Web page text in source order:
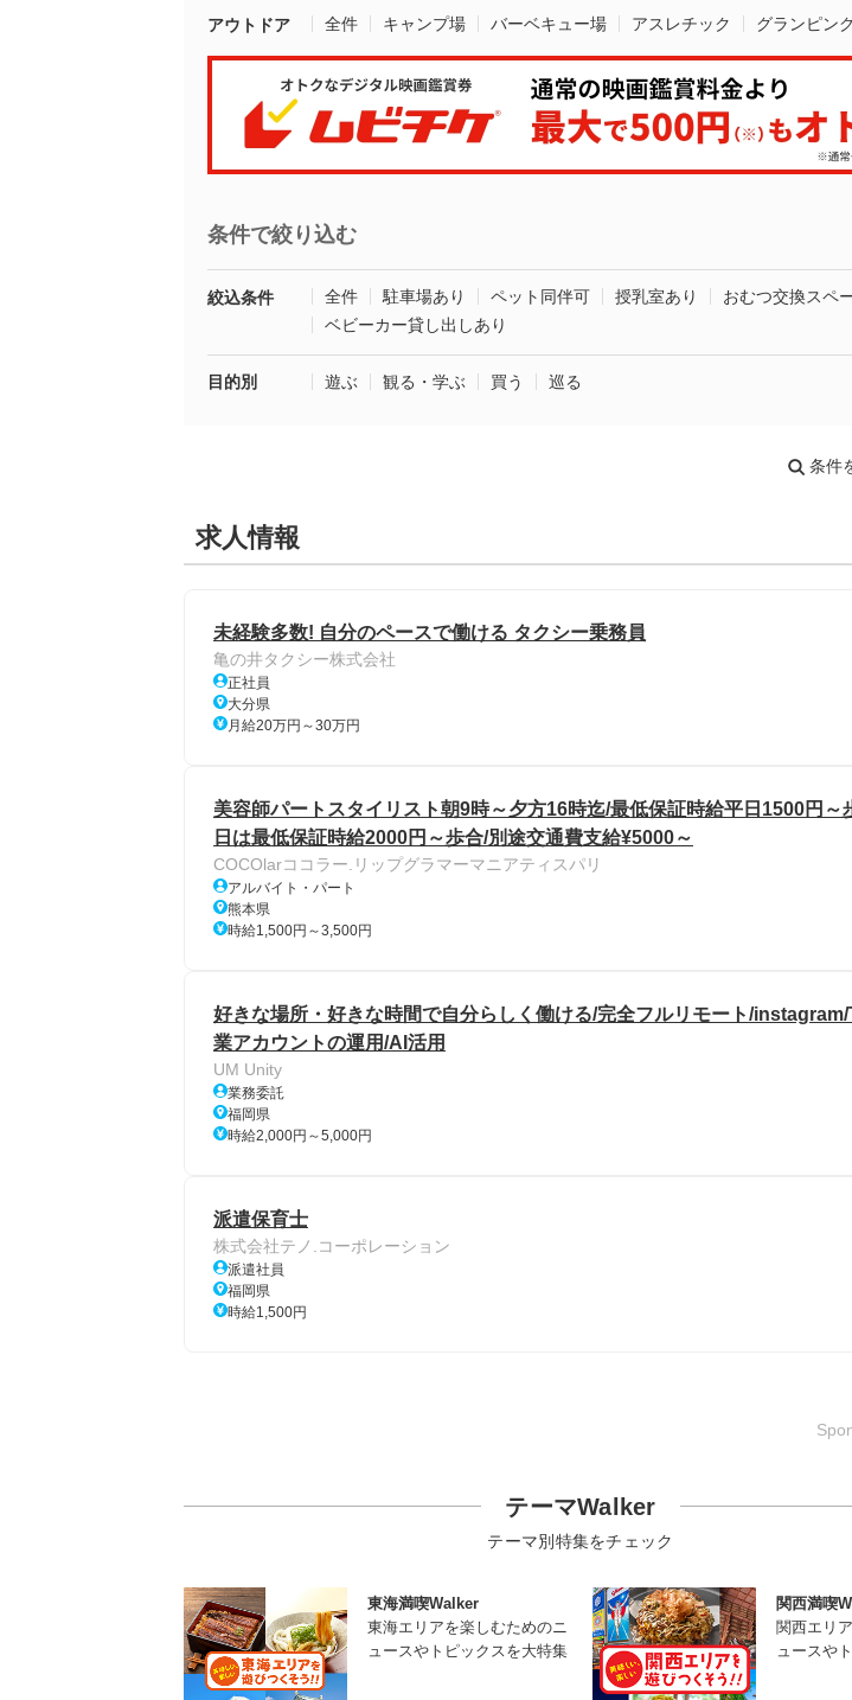
アウトドア 全件 キャンプ場 バーベキュー場 アスレチック グランピン
条件で絞り込む
絞込条件 全件 駐車場あり ペット同伴可 授乳室あり
おむつ交換スペ
ベビーカー貸し出しあり
目的別 遊ぶ 観る・学ぶ 買う 巡る
条件
求人情報
未経験多数! 自分のペースで働ける タクシー乗務員
亀の井タクシー株式会社
正社員
大分県
月給20万円～30万円
美容師パートスタイリスト朝9時～夕方16時迄/最低保証時給平日1500円～
日は最低保証時給2000円～歩合/別途交通費支給¥5000～
COCOlarココラー.リップグラマーマニアティスパリ
アルバイト・パート
熊本県
時給1,500円～3,500円
好きな場所・好きな時間で自分らしく働ける/完全フルリモート/
業アカウントの運用/AI活用
UM Unity
業務委託
福岡県
時給2,000円～5,000円
派遣保育士
株式会社テノ.コーポレーション
派遣社員
福岡県
時給1,500円
テーマWalker
テーマ別特集をチェック
東海満喫Walker
東海エリアを楽しむためのニ
ュースやトピックスを大特集
関西満喫
関西エリ
ュースや